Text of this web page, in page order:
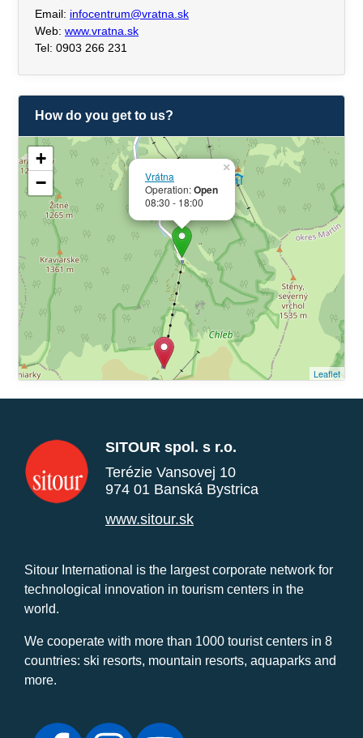
Email: infocentrum@vratna.sk
Web: www.vratna.sk
Tel: 0903 266 231
How do you get to us?
Vrátna
Operation:Open
08:30 - 18:00
×
+
−
Leaflet
SITOUR spol. s r.o.
Terézie Vansovej 10
974 01 Banská Bystrica
www.sitour.sk
Sitour International is the largest corporate network for
technological innovation in tourism centers in the
world.
We cooperate with more than 1000 tourist centers in 8
countries: ski resorts, mountain resorts, aquaparks and
more.